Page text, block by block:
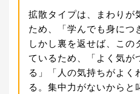
拡散タイプは、まわりが
ため、「学んでも身につ
しかし裏を返せば、この
ているため、「よく気が
る」「人の気持ちがよく
る。集中力がないからと